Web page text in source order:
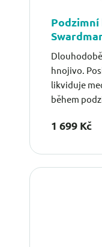
hnojivo.
likviduje
během
1 699 Kč